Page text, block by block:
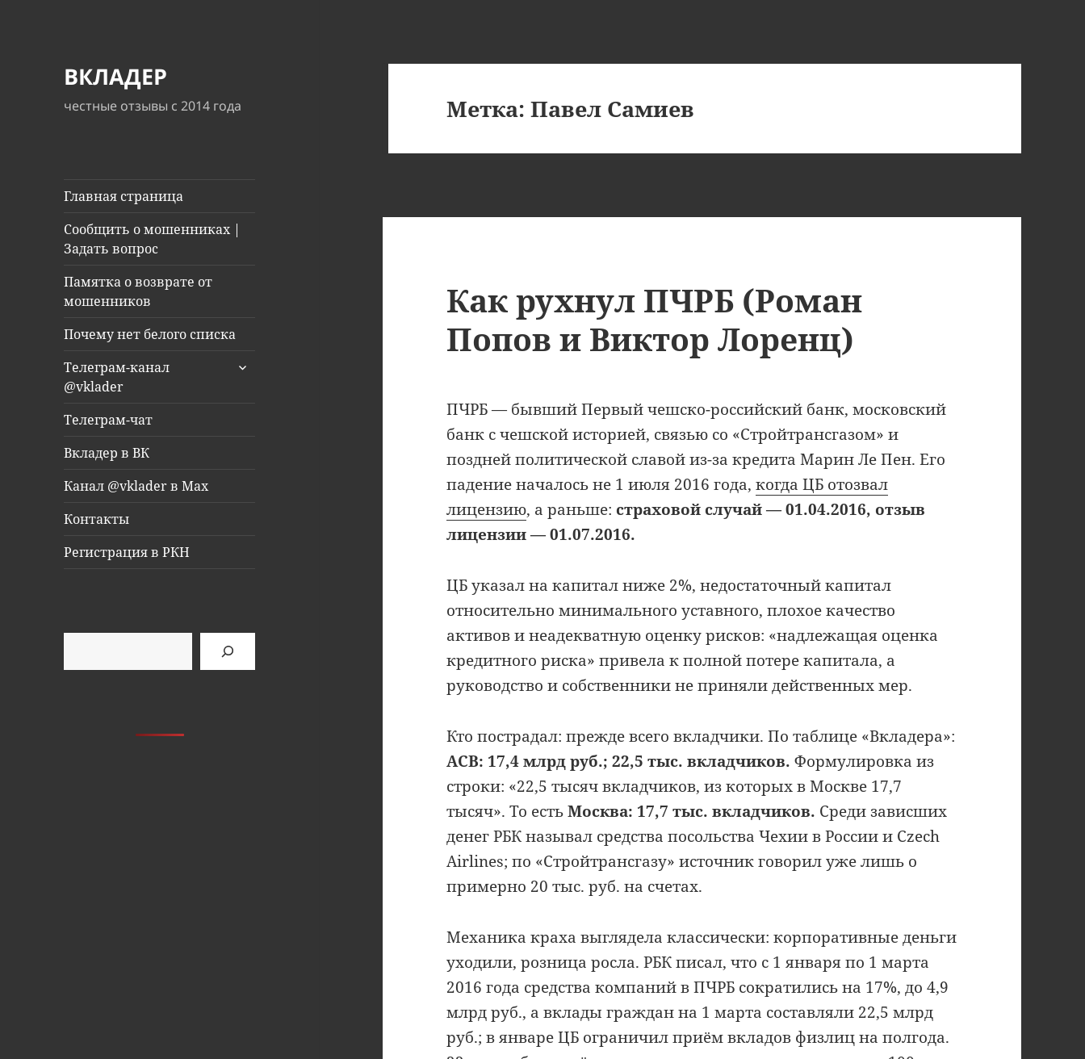
ВКЛАДЕР
честные отзывы с 2014 года
Главная страница
Сообщить о мошенниках |
Задать вопрос
Памятка о возврате от
мошенников
Почему нет белого списка
Телеграм-канал
@vklader
раскрыть
Телеграм-чат
Вкладер в ВК
Канал @vklader в Max
Контакты
Регистрация в РКН
Метка:Павел Самиев
Как рухнул ПЧРБ (Роман
Попов и Виктор Лоренц)
ПЧРБ — бывший Первый чешско-российский банк, московский
банк с чешской историей, связью со «Стройтрансгазом» и
поздней политической славой из-за кредита Марин Ле Пен. Его
падение началось не 1 июля 2016 года,когда ЦБ отозвал
лицензию, а раньше: страховой случай — 01.04.2016, отзыв
лицензии — 01.07.2016.
ЦБ указал на капитал ниже 2%, недостаточный капитал
относительно минимального уставного, плохое качество
активов и неадекватную оценку рисков: «надлежащая оценка
кредитного риска» привела к полной потере капитала, а
руководство и собственники не приняли действенных мер.
Кто пострадал: прежде всего вкладчики. По таблице «Вкладера»:
АСВ: 17,4 млрд руб.; 22,5 тыс. вкладчиков. Формулировка из
строки: «22,5 тысяч вкладчиков, из которых в Москве 17,7
тысяч». То естьМосква: 17,7 тыс. вкладчиков. Среди зависших
денег РБК называл средства посольства Чехии в России и Czech
Airlines; по «Стройтрансгазу» источник говорил уже лишь о
примерно 20 тыс. руб. на счетах.
Механика краха выглядела классически: корпоративные деньги
уходили, розница росла. РБК писал, что с 1 января по 1 марта
2016 года средства компаний в ПЧРБ сократились на 17%, до 4,9
млрд руб., а вклады граждан на 1 марта составляли 22,5 млрд
руб.; в январе ЦБ ограничил приём вкладов физлиц на полгода.